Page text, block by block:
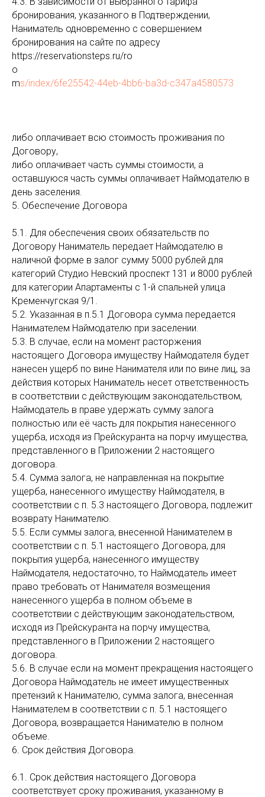
бронирования, указанного в Подтверждении,
Наниматель одновременно с совершением
бронирования на сайте по адресу
https://reservationsteps.ru/ro
o
ms/index/6fe25542-44eb-4bb6-ba3d-c347a4580573
​либо оплачивает всю стоимость проживания по
Договору,
либо оплачивает часть суммы стоимости, а
оставшуюся часть суммы оплачивает Наймодателю в
день заселения.
5. Обеспечение Договора
5.1. Для обеспечения своих обязательств по
Договору Наниматель передает Наймодателю в
наличной форме в залог сумму 5000 рублей для
категорий Студио Невский проспект 131 и 8000 рублей
для категории Апартаменты с 1-й спальней улица
Кременчугская 9/1.
5.2. Указанная в п.5.1 Договора сумма передается
Нанимателем Наймодателю при заселении.
5.3. В случае, если на момент расторжения
настоящего Договора имуществу Наймодателя будет
нанесен ущерб по вине Нанимателя или по вине лиц, за
действия которых Наниматель несет ответственность
в соответствии с действующим законодательством,
Наймодатель в праве удержать сумму залога
полностью или её часть для покрытия нанесенного
ущерба, исходя из Прейскуранта на порчу имущества,
представленного в Приложении 2 настоящего
договора.
5.4. Сумма залога, не направленная на покрытие
ущерба, нанесенного имуществу Наймодателя, в
соответствии с п. 5.3 настоящего Договора, подлежит
возврату Нанимателю.
5.5. Если суммы залога, внесенной Нанимателем в
соответствии с п. 5.1 настоящего Договора, для
покрытия ущерба, нанесенного имуществу
Наймодателя, недостаточно, то Наймодатель имеет
право требовать от Нанимателя возмещения
нанесенного ущерба в полном объеме в
соответствии с действующим законодательством,
исходя из Прейскуранта на порчу имущества,
представленного в Приложении 2 настоящего
договора.
5.6. В случае если на момент прекращения настоящего
Договора Наймодатель не имеет имущественных
претензий к Нанимателю, сумма залога, внесенная
Нанимателем в соответствии с п. 5.1 настоящего
Договора, возвращается Нанимателю в полном
объеме.
6. Срок действия Договора.
6.1. Срок действия настоящего Договора
соответствует сроку проживания, указанному в